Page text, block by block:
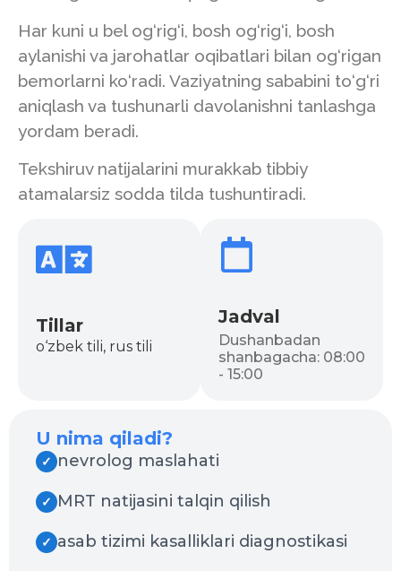
Har kuni u bel og‘rig‘i, bosh og‘rig‘i, bosh
aylanishi va jarohatlar oqibatlari bilan og‘rigan
bemorlarni ko‘radi. Vaziyatning sababini to‘g‘ri
aniqlash va tushunarli davolanishni tanlashga
yordam beradi.
Tekshiruv natijalarini murakkab tibbiy
atamalarsiz sodda tilda tushuntiradi.
Tillar
o‘zbek tili, rus tili
Jadval
Dushanbadan
shanbagacha: 08:00
- 15:00
U nima qiladi?
✓ nevrolog maslahati
✓ MRT natijasini talqin qilish
✓ asab tizimi kasalliklari diagnostikasi